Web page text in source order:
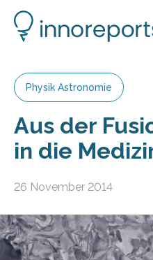
Physik Astronomie
Aus der
in die
26 November 2014